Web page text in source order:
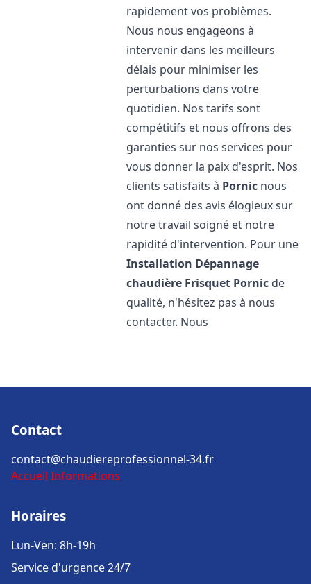
rapidement vos problèmes.
Nous nous engageons à
intervenir dans les meilleurs
délais pour minimiser les
perturbations dans votre
quotidien. Nos tarifs sont
compétitifs et nous offrons des
garanties sur nos services pour
vous donner la paix d'esprit. Nos
clients satisfaits à Pornic nous
ont donné des avis élogieux sur
notre travail soigné et notre
rapidité d'intervention. Pour une
Installation Dépannage
chaudière Frisquet Pornic de
qualité, n'hésitez pas à nous
contacter. Nous
Contact
contact@chaudiereprofessionnel-34.fr
Accueil Informations
Horaires
Lun-Ven: 8h-19h
Service d'urgence 24/7